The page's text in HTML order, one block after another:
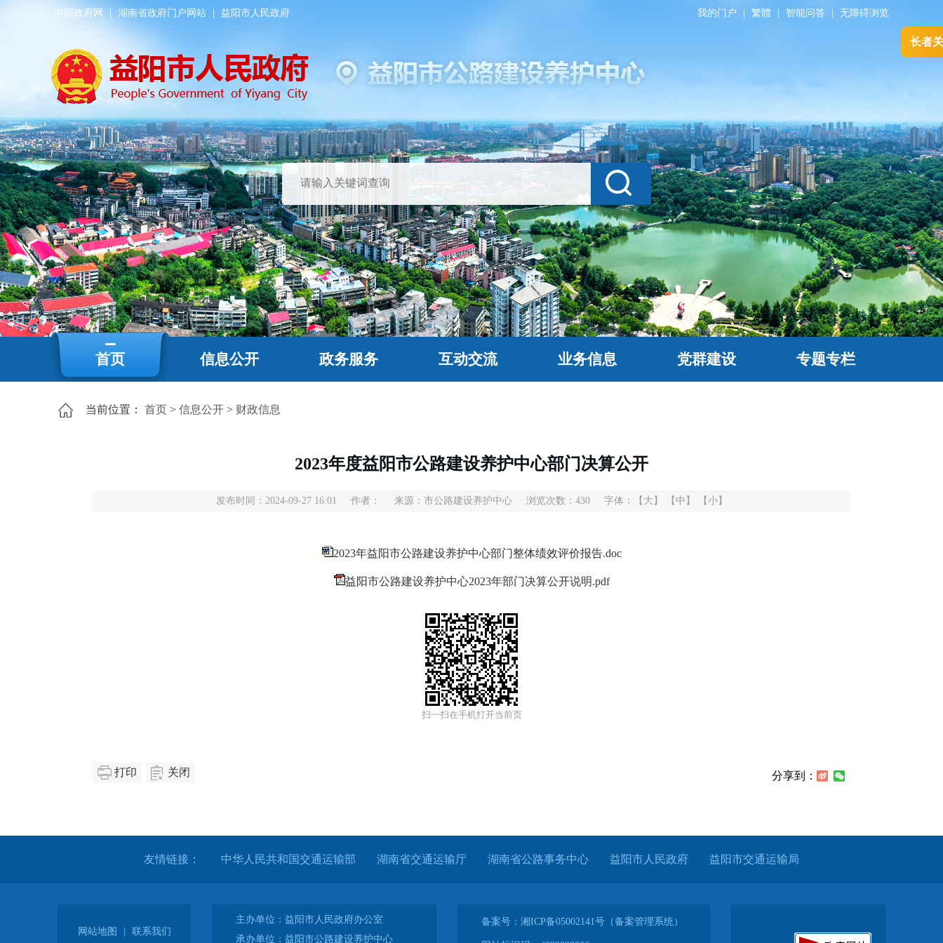
中国政府网 湖南省政府门户网站 益阳市人民政府 我的门户 繁體 智能问答 无障碍浏览
长者
首页 信息公开 政务服务 互动交流 业务信息 党群建设 专题专栏
当前位置： 首页 > 信息公开 > 财政信息
2023年度益阳市公路建设养护中心部门决算公开
发布时间：2024-09-27 16:01 作者： 来源：市公路建设养护中心 浏览次数： 430 字体： 【大】 【中】 【小】
2023年益阳市公路建设养护中心部门整体绩效评价报告.doc
益阳市公路建设养护中心2023年部门决算公开说明.pdf
扫一扫在手机打开当前页
打印 关闭 分享到：
友情链接： 中华人民共和国交通运输部 湖南省交通运输厅 湖南省公路事务中心 益阳市人民政府 益阳市交通运输局
网站地图 联系我们
主办单位：益阳市人民政府办公室
承办单位：益阳市公路建设养护中心
备案号：湘ICP备05002141号（备案管理系统）